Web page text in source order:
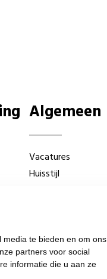
media te bieden en om ons
partners voor social
informatie die u aan ze
Algemeen
Vacatures
Huisstijl